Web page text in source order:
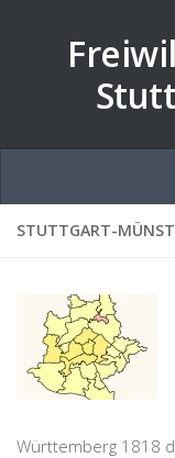
STUTTGART-
Württemberg 1818